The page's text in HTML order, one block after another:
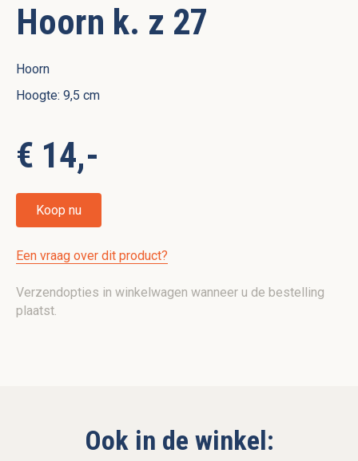
Hoorn k. z 27
Hoorn
Hoogte: 9,5 cm
€ 14,-
Koop nu
Een vraag over dit product?
Verzendopties in winkelwagen wanneer u de bestelling
plaatst.
Ook in de winkel: